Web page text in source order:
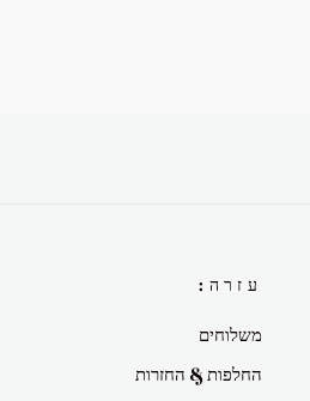
עזרה:
משלוחים
החלפות & החזרות